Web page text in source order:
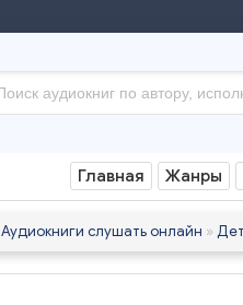
Главная Жанры
Аудиокниги слушать онлайн »